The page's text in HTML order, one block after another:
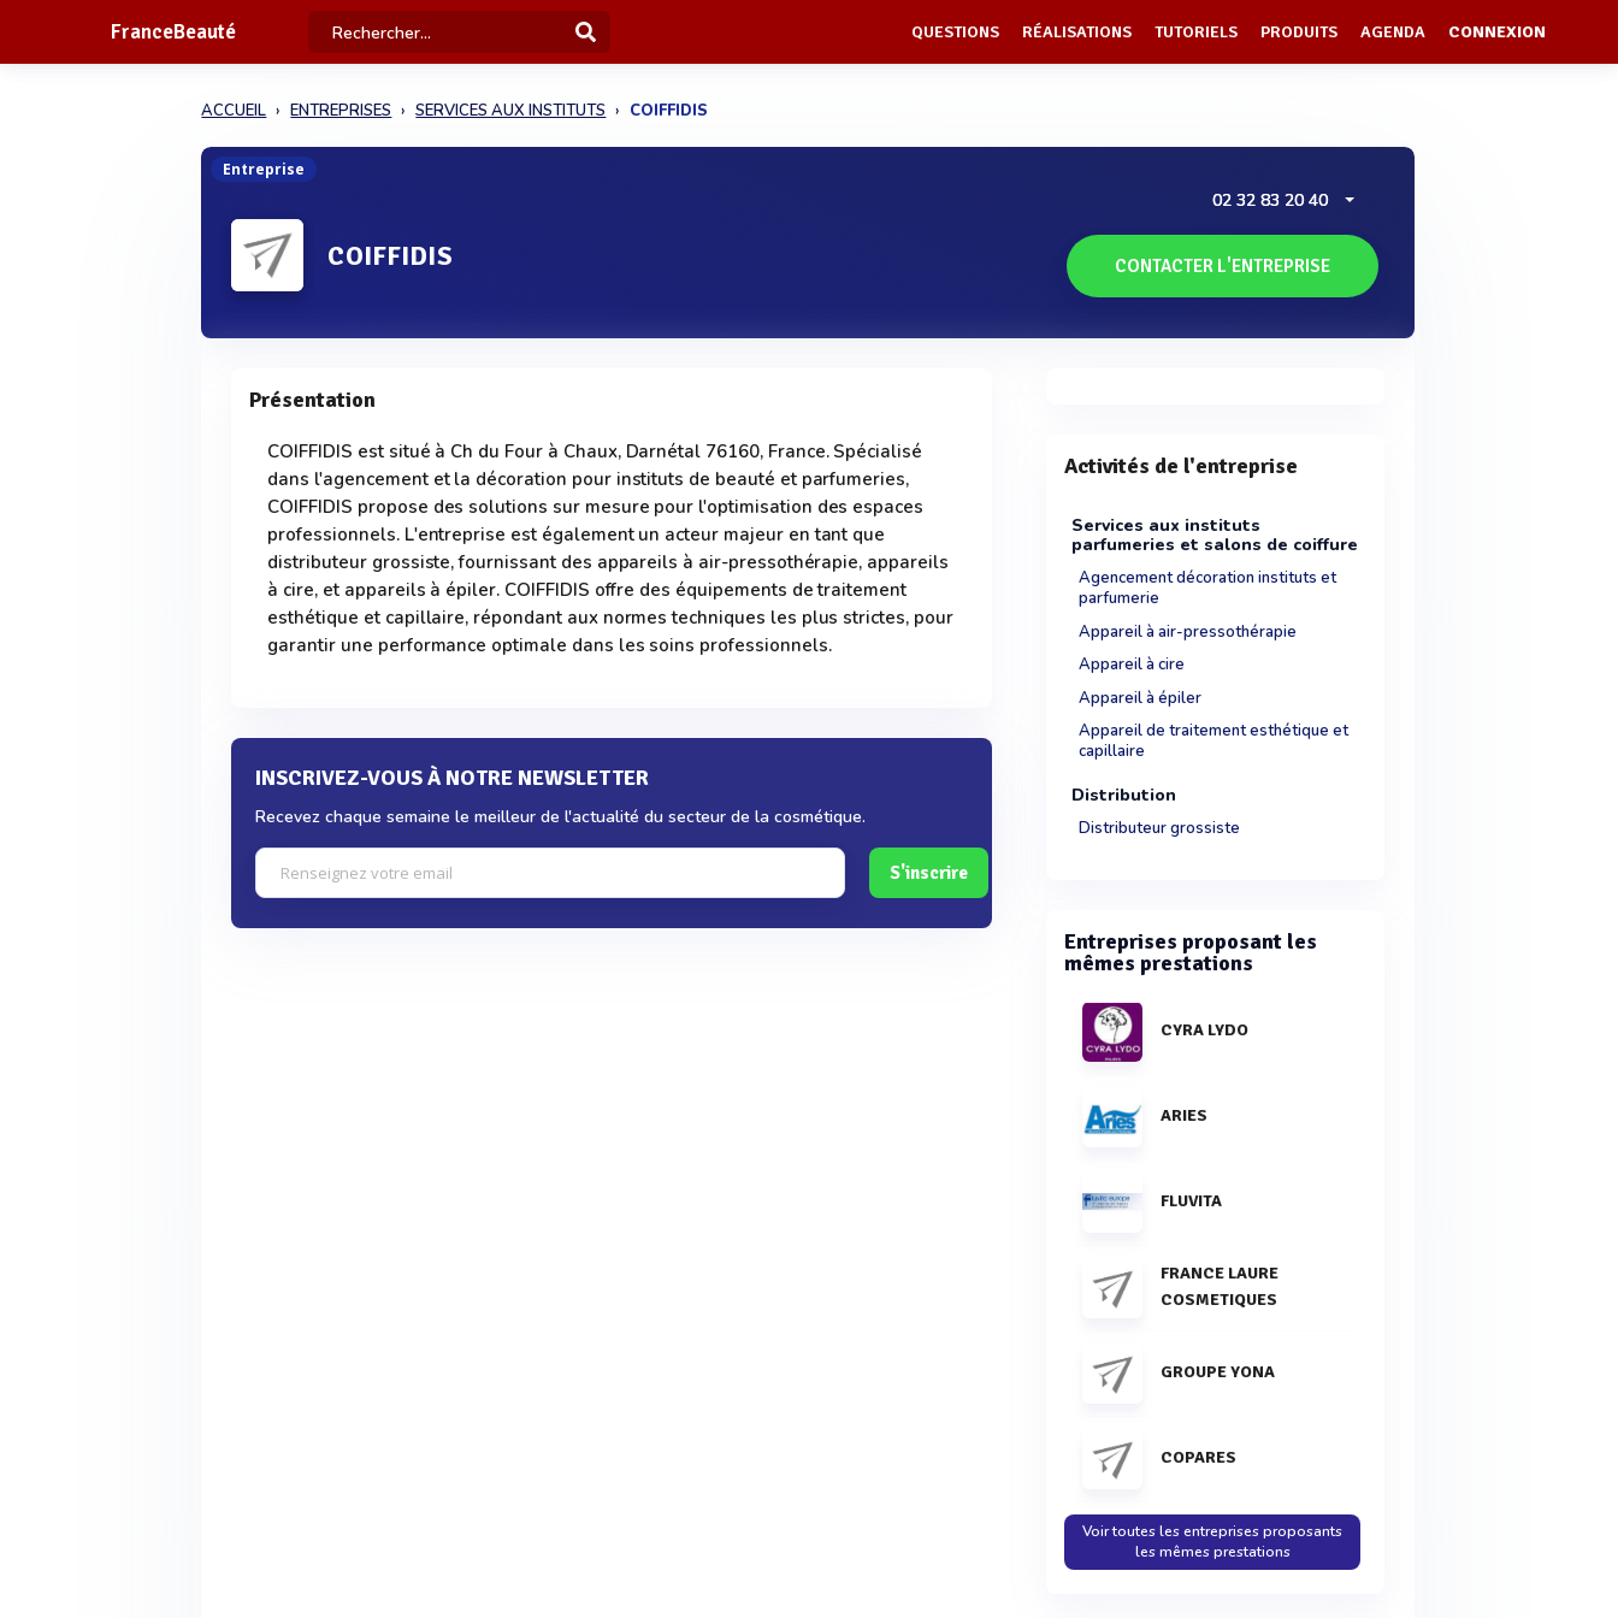
FranceBeauté QUESTIONS RÉALISATIONS TUTORIELS PRODUITS AGENDA CONNEXION
ACCUEIL ENTREPRISES SERVICES AUX INSTITUTS COIFFIDIS
Entreprise
COIFFIDIS
02 32 83 20 40
CONTACTER L'ENTREPRISE
Présentation
COIFFIDIS est situé à Ch du Four à Chaux, Darnétal 76160, France. Spécialisé
dans l'agencement et la décoration pour instituts de beauté et parfumeries,
COIFFIDIS propose des solutions sur mesure pour l'optimisation des espaces
professionnels. L'entreprise est également un acteur majeur en tant que
distributeur grossiste, fournissant des appareils à air-pressothérapie, appareils
à cire, et appareils à épiler. COIFFIDIS offre des équipements de traitement
esthétique et capillaire, répondant aux normes techniques les plus strictes, pour
garantir une performance optimale dans les soins professionnels.
INSCRIVEZ-VOUS À NOTRE NEWSLETTER
Recevez chaque semaine le meilleur de l'actualité du secteur de la cosmétique.
S'inscrire
Activités de l'entreprise
Services aux instituts
parfumeries et salons de coiffure
Agencement décoration instituts et
parfumerie
Appareil à air-pressothérapie
Appareil à cire
Appareil à épiler
Appareil de traitement esthétique et
capillaire
Distribution
Distributeur grossiste
Entreprises proposant les
mêmes prestations
CYRA LYDO
ARIES
FLUVITA
FRANCE LAURE
COSMETIQUES
GROUPE YONA
COPARES
Voir toutes les entreprises proposants
les mêmes prestations